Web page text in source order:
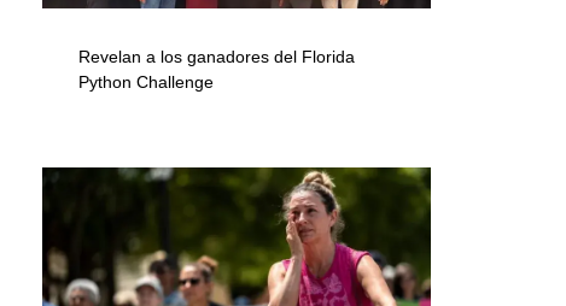
Revelan a los ganadores del Florida
Python Challenge